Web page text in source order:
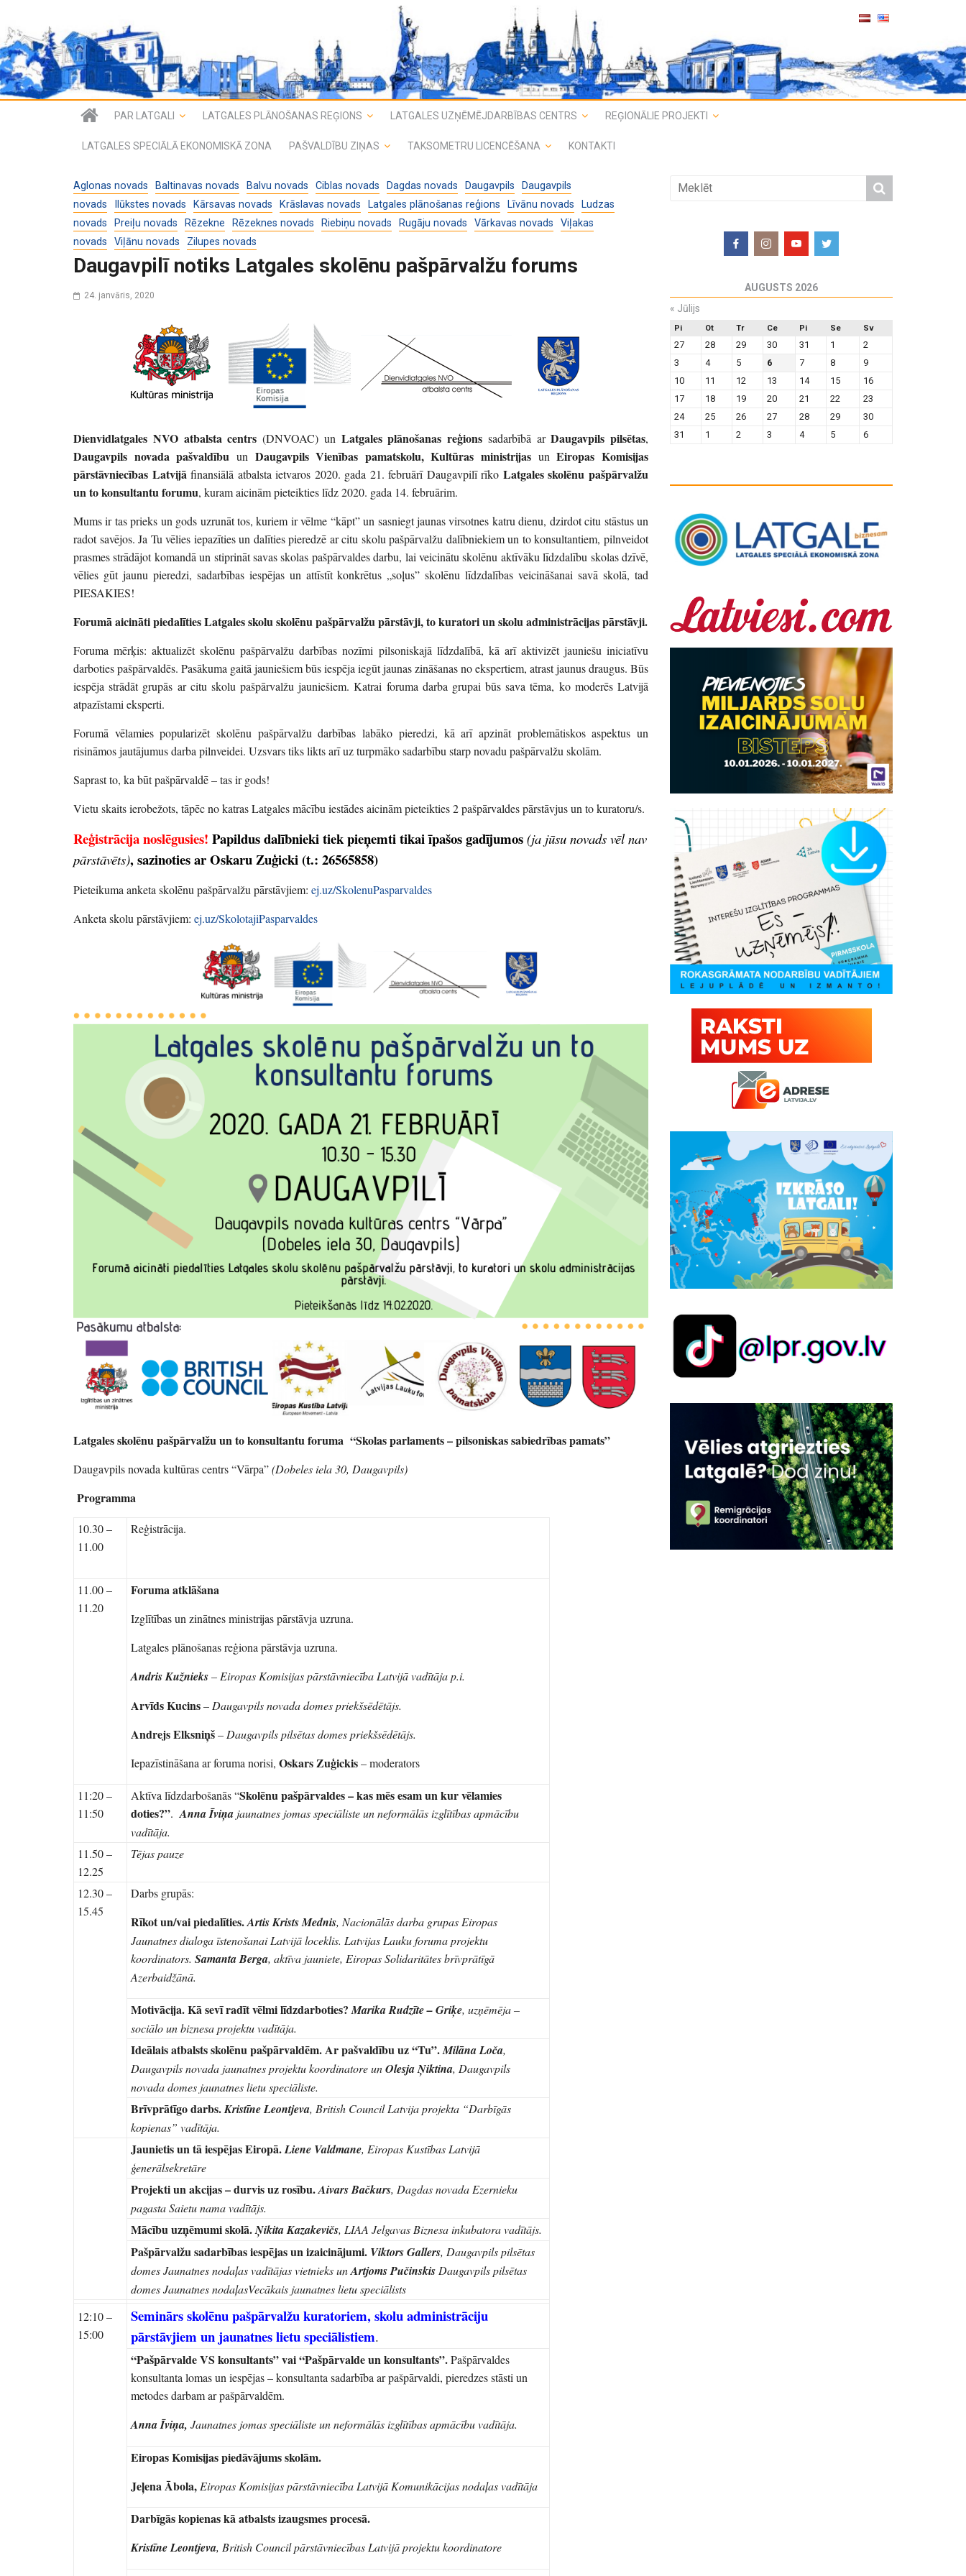
PAR LATGALI LATGALES PLĀNOŠANAS REĢIONS LATGALES UZŅĒMĒJDARBĪBAS CENTRS REĢIONĀLIE PROJEKTI
LATGALES SPECIĀLĀ EKONOMISKĀ ZONA PAŠVALDĪBU ZIŅAS TAKSOMETRU LICENCĒŠANA KONTAKTI
Aglonas novads Baltinavas novads Balvu novads Ciblas novads Dagdas novads Daugavpils
Daugavpils
novads
Ilūkstes novads Kārsavas novads Krāslavas novads Latgales plānošanas reģions Līvānu novads
Ludzas
novads
Preiļu novads Rēzekne Rēzeknes novads Riebiņu novads Rugāju novads Vārkavas novads
Viļakas
novads
Viļānu novads Zilupes novads
Daugavpilī notiks Latgales skolēnu pašpārvalžu forums
24. janvāris, 2020
Dienvidlatgales NVO atbalsta centrs (DNVOAC) unLatgales plānošanas reģions sadarbībā arDaugavpils pilsētas,
Daugavpils novada pašvaldību unDaugavpils Vienības pamatskolu, Kultūras ministrijas unEiropas Komisijas
pārstāvniecības Latvijā finansiālā atbalsta ietvaros 2020. gada 21. februārī Daugavpilī rīko Latgales skolēnu pašpārvalžu
un to konsultantu forumu, kuram aicinām pieteikties līdz 2020. gada 14. februārim.
Mums ir tas prieks un gods uzrunāt tos, kuriem ir vēlme “kāpt” un sasniegt jaunas virsotnes katru dienu, dzirdot citu stāstus un
radot savējos. Ja Tu vēlies iepazīties un dalīties pieredzē ar citu skolu pašpārvalžu dalībniekiem un to konsultantiem, pilnveidot
prasmes strādājot komandā un stiprināt savas skolas pašpārvaldes darbu, lai veicinātu skolēnu aktīvāku līdzdalību skolas dzīvē,
vēlies gūt jaunu pieredzi, sadarbības iespējas un attīstīt konkrētus „soļus” skolēnu līdzdalības veicināšanai savā skolā, tad
PIESAKIES!
Forumā aicināti piedalīties Latgales skolu skolēnu pašpārvalžu pārstāvji, to kuratori un skolu administrācijas pārstāvji.
Foruma mērķis: aktualizēt skolēnu pašpārvalžu darbības nozīmi pilsoniskajā līdzdalībā, kā arī aktivizēt jauniešu iniciatīvu
darboties pašpārvaldēs. Pasākuma gaitā jauniešiem būs iespēja iegūt jaunas zināšanas no ekspertiem, atrast jaunus draugus. Būs
iespēja strādāt grupās ar citu skolu pašpārvalžu jauniešiem. Katrai foruma darba grupai būs sava tēma, ko moderēs Latvijā
atpazīstami eksperti.
Forumā vēlamies popularizēt skolēnu pašpārvalžu darbības labāko pieredzi, kā arī apzināt problemātiskos aspektus un
risināmos jautājumus darba pilnveidei. Uzsvars tiks likts arī uz turpmāko sadarbību starp novadu pašpārvalžu skolām.
Saprast to, ka būt pašpārvaldē – tas ir gods!
Vietu skaits ierobežots, tāpēc no katras Latgales mācību iestādes aicinām pieteikties 2 pašpārvaldes pārstāvjus un to kuratoru/s.
Reģistrācija noslēgusies! Papildus dalībnieki tiek pieņemti tikai īpašos gadījumos (ja jūsu novads vēl nav
pārstāvēts), sazinoties ar Oskaru Zuģicki (t.: 26565858)
Pieteikuma anketa skolēnu pašpārvalžu pārstāvjiem: ej.uz/SkolenuPasparvaldes
Anketa skolu pārstāvjiem: ej.uz/SkolotajiPasparvaldes
Latgales skolēnu pašpārvalžu un to konsultantu foruma “Skolas parlaments – pilsoniskas sabiedrības pamats”
Daugavpils novada kultūras centrs “Vārpa”(Dobeles iela 30, Daugavpils)
Programma
10.30 –
11.00
Reģistrācija.
11.00 –
11.20
Foruma atklāšana
Izglītības un zinātnes ministrijas pārstāvja uzruna.
Latgales plānošanas reģiona pārstāvja uzruna.
Andris Kužnieks– Eiropas Komisijas pārstāvniecība Latvijā vadītāja p.i.
Arvīds Kucins– Daugavpils novada domes priekšsēdētājs.
Andrejs Elksniņš– Daugavpils pilsētas domes priekšsēdētājs.
Iepazīstināšana ar foruma norisi, Oskars Zuģickis– moderators
11:20 –
11:50
Aktīva līdzdarbošanās “Skolēnu pašpārvaldes – kas mēs esam un kur vēlamies
doties?”. Anna Īviņa jaunatnes jomas speciāliste un neformālās izglītības apmācību
vadītāja.
11.50 –
12.25
Tējas pauze
12.30 –
15.45
Darbs grupās:
Rīkot un/vai piedalīties.Artis Krists Mednis, Nacionālās darba grupas Eiropas
Jaunatnes dialoga īstenošanai Latvijā loceklis. Latvijas Lauku foruma projektu
koordinators. Samanta Berga, aktīva jauniete, Eiropas Solidaritātes brīvprātīgā
Azerbaidžānā.
Motivācija. Kā sevī radīt vēlmi līdzdarboties? Marika Rudzīte – Griķe, uzņēmēja –
sociālo un biznesa projektu vadītāja.
Ideālais atbalsts skolēnu pašpārvaldēm. Ar pašvaldību uz “Tu”.Milāna Loča,
Daugavpils novada jaunatnes projektu koordinatore unOlesja Ņiktina, Daugavpils
novada domes jaunatnes lietu speciāliste.
Brīvprātīgo darbs.Kristīne Leontjeva, British Council Latvija projekta “Darbīgās
kopienas” vadītāja.
Jaunietis un tā iespējas Eiropā.Liene Valdmane, Eiropas Kustības Latvijā
ģenerālsekretāre
Projekti un akcijas – durvis uz rosību.Aivars Bačkurs, Dagdas novada Ezernieku
pagasta Saietu nama vadītājs.
Mācību uzņēmumi skolā.Ņikita Kazakevičs, LIAA Jelgavas Biznesa inkubatora vadītājs.
Pašpārvalžu sadarbības iespējas un izaicinājumi. Viktors Gallers, Daugavpils pilsētas
domesJaunatnes nodaļas vadītājas vietnieks unArtjoms Pučinskis Daugavpils pilsētas
domes Jaunatnes nodaļasVecākais jaunatnes lietu speciālists
12:10 –
15:00
Seminārs skolēnu pašpārvalžu kuratoriem, skolu administrāciju
pārstāvjiem un jaunatnes lietu speciālistiem.
“Pašpārvalde VS konsultants” vai “Pašpārvalde un konsultants”.Pašpārvaldes
konsultanta lomas un iespējas – konsultanta sadarbība ar pašpārvaldi, pieredzes stāsti un
metodes darbam ar pašpārvaldēm.
Anna Īviņa, Jaunatnes jomas speciāliste un neformālās izglītības apmācību vadītāja.
Eiropas Komisijas piedāvājums skolām.
Jeļena Ābola, Eiropas Komisijas pārstāvniecība Latvijā Komunikācijas nodaļas vadītāja
Darbīgās kopienas kā atbalsts izaugsmes procesā.
Kristīne Leontjeva, British Council pārstāvniecības Latvijā projektu koordinatore
AUGUSTS 2026
« Jūlijs
Pi Ot Tr Ce Pi Se Sv
27 28 29 30 31 1
2
3
4 5 6 7 8
9
10
11 12 13 14 15
16
17
18 19 20 21 22
23
24
25 26 27 28 29
30
31
1 2 3 4 5 6